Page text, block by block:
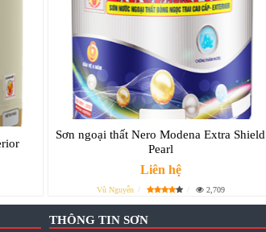
Sơn ngoại thất Nero Modena Extra Shield
Pearl
Liên hệ
Vũ Nguyễn 2,709
THÔNG TIN SƠN